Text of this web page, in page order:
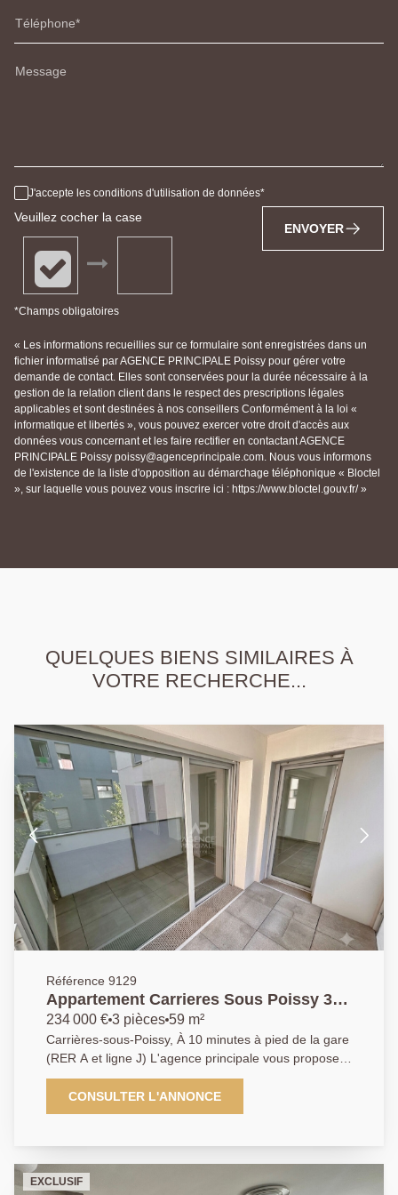
Téléphone
Message
J'accepte les conditions d'utilisation de données
Veuillez cocher la case
*Champs obligatoires
ENVOYER
« Les informations recueillies sur ce formulaire sont enregistrées dans un
fichier informatisé par AGENCE PRINCIPALE Poissy pour gérer votre
demande de contact. Elles sont conservées pour la durée nécessaire à la
gestion de la relation client dans le respect des prescriptions légales
applicables et sont destinées à nos conseillers Conformément à la loi «
informatique et libertés », vous pouvez exercer votre droit d'accès aux
données vous concernant et les faire rectifier en contactant AGENCE
PRINCIPALE Poissy poissy@agenceprincipale.com. Nous vous informons
de l'existence de la liste d'opposition au démarchage téléphonique « Bloctel
», sur laquelle vous pouvez vous inscrire ici : https://www.bloctel.gouv.fr/ »
QUELQUES BIENS SIMILAIRES À
VOTRE RECHERCHE...
Référence 9129
Appartement Carrieres Sous Poissy 3
pièce(s) 59m2
234 000 € 3 pièces 59 m²
Carrières-sous-Poissy, À 10 minutes à pied de la gare
(RER A et ligne J) L'agence principale vous propose
ce bel Appartement 3 pièces de 59 m², situé au 1er
étage d'une copropriété récente de 2017. Il se
compose d'une entrée avec placard, d'une agréable
nuit comprend deux chambres avec placards, dont
l'une bénéficie également d'un accès direct à la
CONSULTER L'ANNONCE
EXCLUSIF